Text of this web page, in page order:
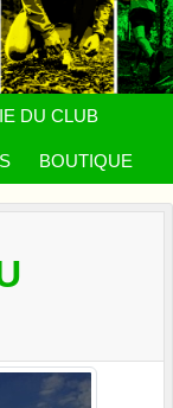
DU CLUB
BOUTIQUE